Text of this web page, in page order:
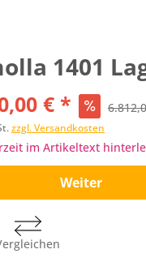
1401
€ *
zzgl. Versandkosten
im Artikeltext
Weiter